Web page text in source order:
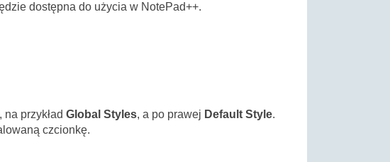
dostępna do użycia w NotePad++.
przykład Global Styles, a po prawej Default Style.
czcionkę.